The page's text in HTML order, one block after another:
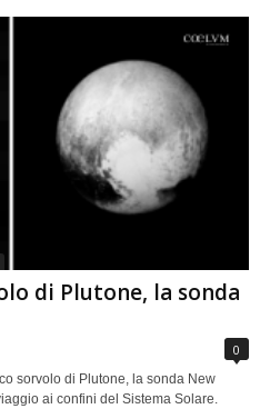
di Plutone, la sonda
0
sorvolo di Plutone, la sonda New
ai confini del Sistema Solare.